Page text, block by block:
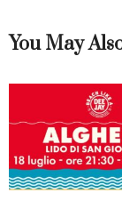
You May